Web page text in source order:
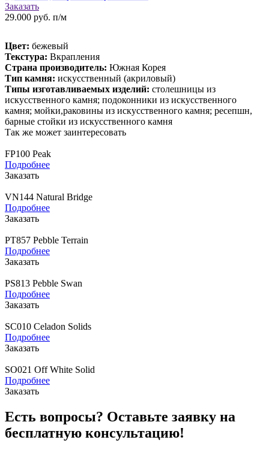
Заказать
29.000 руб. п/м
Цвет: бежевый
Текстура: Вкрапления
Страна производитель: Южная Корея
Тип камня: искусственный (акриловый)
Типы изготавливаемых изделий: столешницы из
искусственного камня; подоконники из искусственного
камня; мойки,раковины из искусственного камня; ресепшн,
барные стойки из искусственного камня
Так же может заинтересовать
FP100 Peak
Подробнее
Заказать
VN144 Natural Bridge
Подробнее
Заказать
PT857 Pebble Terrain
Подробнее
Заказать
PS813 Pebble Swan
Подробнее
Заказать
SC010 Celadon Solids
Подробнее
Заказать
SO021 Off White Solid
Подробнее
Заказать
Есть вопросы? Оставьте заявку на
бесплатную консультацию!